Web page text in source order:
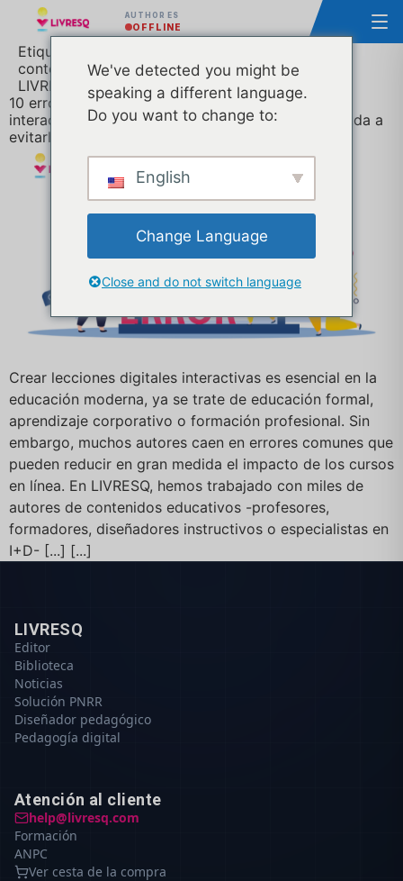
AUTHOR ES
OFFLINE
Etiqueta:
contenidos interactivos de e-learning. Y cómo
LIVRESQ le ayuda a evitarlos fácilmente
10 errores que hay que evitar al crear contenidos
interactivos de e-learning. Y cómo LIVRESQ le ayuda a
evitarlos fácilmente
Crear lecciones digitales interactivas es esencial en la
educación moderna, ya se trate de educación formal,
aprendizaje corporativo o formación profesional. Sin
embargo, muchos autores caen en errores comunes que
pueden reducir en gran medida el impacto de los cursos
en línea. En LIVRESQ, hemos trabajado con miles de
autores de contenidos educativos -profesores,
formadores, diseñadores instructivos o especialistas en
I+D- [...] [...]
LIVRESQ
Editor
Biblioteca
Noticias
Solución PNRR
Diseñador pedagógico
Pedagogía digital
Atención al cliente
help@livresq.com
Formación
ANPC
Ver cesta de la compra
We've detected you might be
speaking a different language.
Do you want to change to:
English
Change Language
Close and do not switch language